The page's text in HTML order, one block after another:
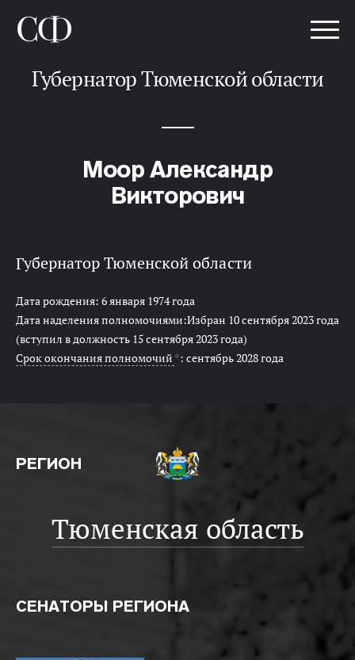
Губернатор Тюменской области
Моор Александр
Викторович
Губернатор Тюменской области
Дата рождения: 6 января 1974 года
Дата наделения полномочиями:Избран 10 сентября 2023 года
(вступил в должность 15 сентября 2023 года)
Срок окончания полномочий *: сентябрь 2028 года
РЕГИОН
Тюменская область
СЕНАТОРЫ РЕГИОНА